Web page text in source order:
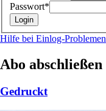
Passwort*
Hilfe bei Einlog-Problemen
Abo abschließen
Gedruckt